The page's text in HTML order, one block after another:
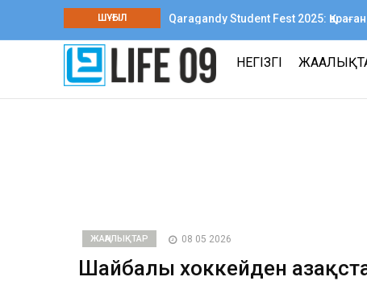
ШҰҒЫЛ
Qaragandy Student Fest 2025:
шығармашылық фестиваль өтті
НЕГІЗГІ
ЖАҢАЛЫҚТАР 08 05 2026
Шайбалы хоккейден